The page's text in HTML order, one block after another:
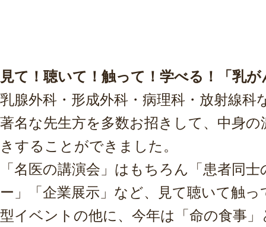
見て！聴いて！触って！学べる！「乳
乳腺外科・形成外科・病理科・放射線科
著名な先生方を多数お招きして、中身
きすることができました。
「名医の講演会」はもちろん「患者同
ー」「企業展示」など、見て聴いて触
型イベントの他に、今年は「命の食事